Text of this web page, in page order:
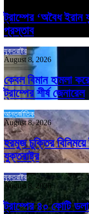
ট্রাম্পের ‘অবৈধ ইরান
প্রস্তাব
যুক্তরাষ্ট্র
August 8, 2026
কেবল বিমান হামলা
ট্রাম্পের শীর্ষ জেনারেল
আন্তর্জাতিক
August 8, 2026
হরমুজ চুক্তির বিনিময়ে
যুক্তরাষ্ট্র
যুক্তরাষ্ট্র
August 8, 2026
ট্রাম্পের ৪০ কোটি